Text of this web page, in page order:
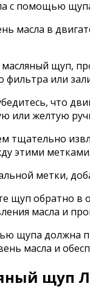
масла в
масляный щуп,
фильтра или
что
желтую
тщательно
этими метками.
метки,
щуп обратно
масла и
щупа должна
масла и
щуп